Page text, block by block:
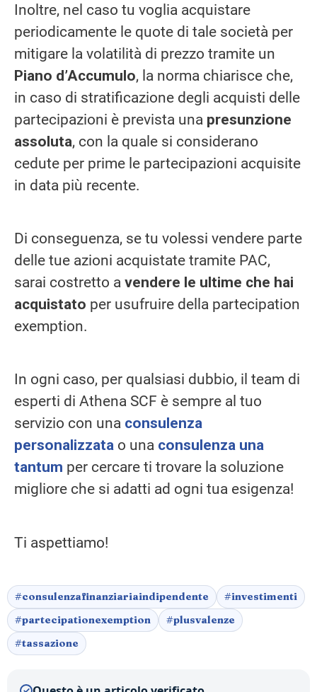
Inoltre, nel caso tu voglia acquistare
periodicamente le quote di tale società per
mitigare la volatilità di prezzo tramite un
Piano d’Accumulo, la norma chiarisce che,
in caso di stratificazione degli acquisti delle
partecipazioni è prevista una presunzione
assoluta, con la quale si considerano
cedute per prime le partecipazioni acquisite
in data più recente.
Di conseguenza, se tu volessi vendere parte
delle tue azioni acquistate tramite PAC,
sarai costretto a vendere le ultime che hai
acquistato per usufruire della partecipation
exemption.
In ogni caso, per qualsiasi dubbio, il team di
esperti di Athena SCF è sempre al tuo
servizio con una consulenza
personalizzata o una consulenza una
tantum per cercare ti trovare la soluzione
migliore che si adatti ad ogni tua esigenza!
Ti aspettiamo!
#consulenzafinanziariaindipendente
#investimenti
#partecipationexemption
#plusvalenze
#tassazione